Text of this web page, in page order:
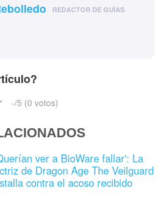
REDACTOR DE GUÍAS
-/5 (0 votos)
ver a BioWare fallar': La
de Dragon Age The Veilguard
contra el acoso recibido